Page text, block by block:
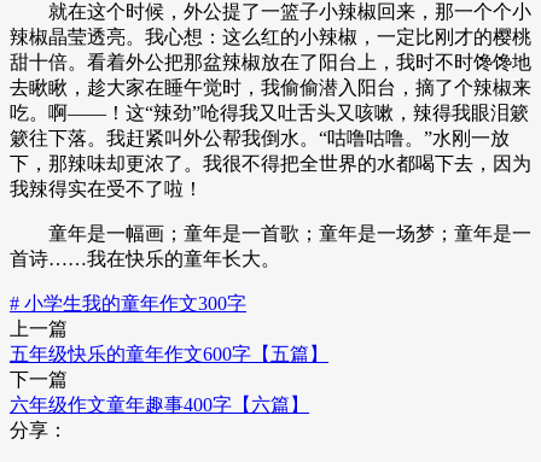
就在这个时候，外公提了一篮子小辣椒回来，那一个个小
辣椒晶莹透亮。我心想：这么红的小辣椒，一定比刚才的樱桃
甜十倍。看着外公把那盆辣椒放在了阳台上，我时不时馋馋地
去瞅瞅，趁大家在睡午觉时，我偷偷潜入阳台，摘了个辣椒来
吃。啊——！这“辣劲”呛得我又吐舌头又咳嗽，辣得我眼泪簌
簌往下落。我赶紧叫外公帮我倒水。“咕噜咕噜。”水刚一放
下，那辣味却更浓了。我很不得把全世界的水都喝下去，因为
我辣得实在受不了啦！
童年是一幅画；童年是一首歌；童年是一场梦；童年是一
首诗……我在快乐的童年长大。
# 小学生我的童年作文300字
上一篇
五年级快乐的童年作文600字【五篇】
下一篇
六年级作文童年趣事400字【六篇】
分享：